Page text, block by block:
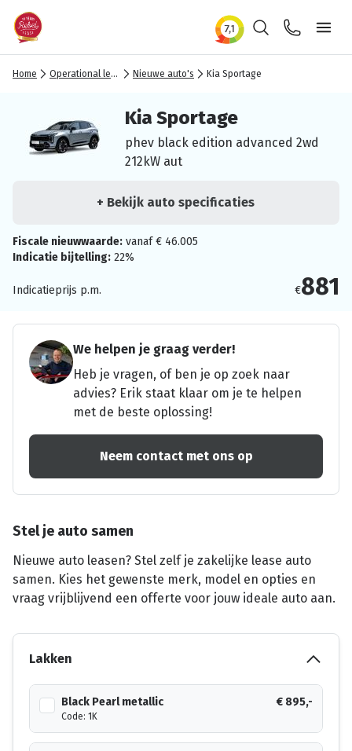
ZoekenContact
Home Operational lease Nieuwe auto's Kia Sportage
Kia Sportage
phev black edition advanced 2wd
212kW aut
+ Bekijk auto specificaties
Fiscale nieuwwaarde: vanaf € 46.005
Indicatie bijtelling: 22%
Indicatieprijs p.m. €881
We helpen je graag verder!
Heb je vragen, of ben je op zoek naar
advies? Erik staat klaar om je te helpen
met de beste oplossing!
Neem contact met ons op
Stel je auto samen
Nieuwe auto leasen? Stel zelf je zakelijke lease auto
samen. Kies het gewenste merk, model en opties en
vraag vrijblijvend een offerte voor jouw ideale auto aan.
Lakken
Black Pearl metallic
Code: 1K
€ 895,-